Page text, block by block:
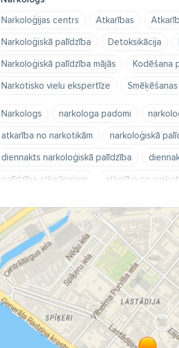
Narkoloģijas centrs Atkarības
Narkoloģiskā palīdzība
Detoksikācija
Narkoloģiskā palīdzība mājās
Kodēšana
Narkotisko vielu ekspertīze
Narkologs narkologa padomi
atkarība no narkotikām
narkoloģiskā
diennakts narkoloģiskā palīdzība
palīdzība atkarīgajiem
atkarība no
alkohola atkarība
atkarība alkohola
narkoloģija
rehabilitācija
neatliekamā palīdzība alkohola atkarīgajiem
anonīma ārsta palīdzība
anonīma
narkologa izsaukums uz mājām
paģiru sindroma noņemšana
paģiras